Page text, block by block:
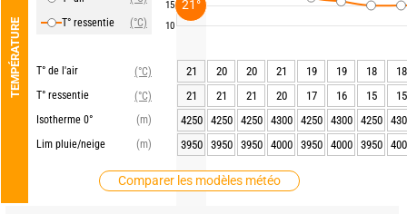
TEMPÉRATURE
T° ressentie
(°C)
T° de l'air
(°C)
T° ressentie
(°C)
Isotherme 0°
(m)
Lim pluie/neige
(m)
Comparer les modèles météo
15
10
21 20 20 21 19 19 18
18
21
21 21 20 17 16 15
15
4250
4250 4250 4300 4250 4300 4250
3950
3950 3950 4000 3950 4000 3950
21°